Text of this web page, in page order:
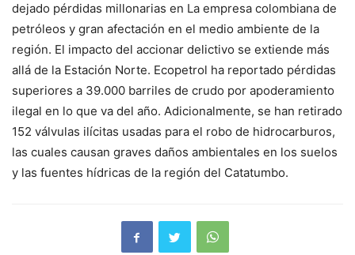
dejado pérdidas millonarias en La empresa colombiana de
petróleos y gran afectación en el medio ambiente de la
región. El impacto del accionar delictivo se extiende más
allá de la Estación Norte. Ecopetrol ha reportado pérdidas
superiores a 39.000 barriles de crudo por apoderamiento
ilegal en lo que va del año. Adicionalmente, se han retirado
152 válvulas ilícitas usadas para el robo de hidrocarburos,
las cuales causan graves daños ambientales en los suelos
y las fuentes hídricas de la región del Catatumbo.